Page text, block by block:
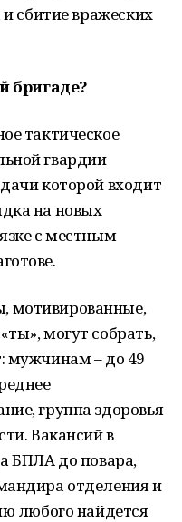
сбитие вражеских
бригаде?
тактическое
гвардии
которой входит
на новых
с местным
мотивированные,
могут собрать,
мужчинам – до 49
группа здоровья
Вакансий в
БПЛА до повара,
отделения и
любого найдется